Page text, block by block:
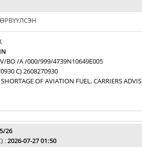
BO /A /000/999/4739N10649E005
C) 2608270930
OF AVIATION FUEL, CARRIERS
26
:2026-07-27 01:50